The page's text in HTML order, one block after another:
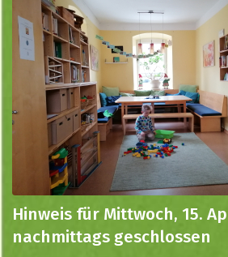
Hinweis für Mittwoch, 15.
nachmittags geschlossen